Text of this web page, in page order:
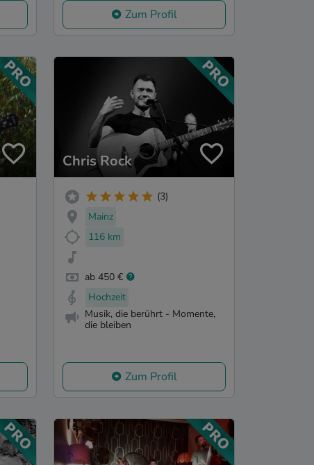
Zum Profil
Chris Rock
(3)
Mainz
116 km
ab 450 €
Hochzeit
Musik, die berührt - Momente,
die bleiben
Zum Profil